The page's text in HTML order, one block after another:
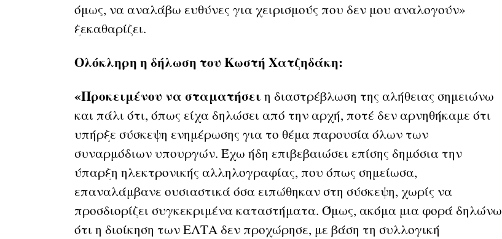
όμως, να αναλάβω ευθύνες για χειρισμούς που δεν μου αναλογούν»
ξεκαθαρίζει.
Ολόκληρη η δήλωση του Κωστή Χατζηδάκη:
«Προκειμένου να σταματήσει η διαστρέβλωση της αλήθειας σημειώνω
και πάλι ότι, όπως είχα δηλώσει από την αρχή, ποτέ δεν αρνηθήκαμε ότι
υπήρξε σύσκεψη ενημέρωσης για το θέμα παρουσία όλων των
συναρμόδιων υπουργών. Έχω ήδη επιβεβαιώσει επίσης δημόσια την
ύπαρξη ηλεκτρονικής αλληλογραφίας, που όπως σημείωσα,
επαναλάμβανε ουσιαστικά όσα ειπώθηκαν στη σύσκεψη, χωρίς να
προσδιορίζει συγκεκριμένα καταστήματα. Όμως, ακόμα μια φορά δηλώνω
ότι η διοίκηση των ΕΛΤΑ δεν προχώρησε, με βάση τη συλλογική